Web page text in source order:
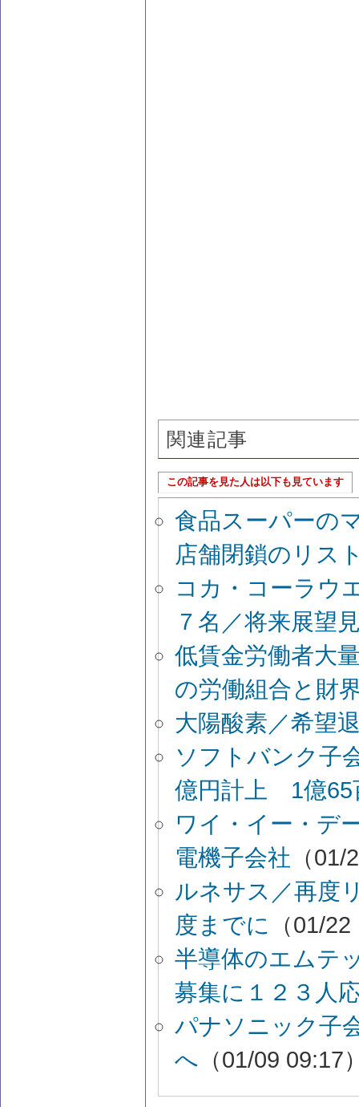
関連記事
この記事を見た人は以下も見ています
食品スーパーの
店舗閉鎖のリス
コカ・コーラウ
７名／将来展望
低賃金労働者大
の労働組合と財
大陽酸素／希望
ソフトバンク子
億円計上 1億65
ワイ・イー・デ
電機子会社 （
ルネサス／再度
度までに
（01/
半導体のエムテ
募集に１２３人
パナソニック子
へ （01/09 09:17